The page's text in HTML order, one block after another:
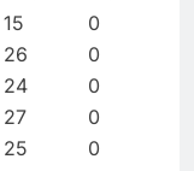
15
0
26
0
24
0
27
0
25 0